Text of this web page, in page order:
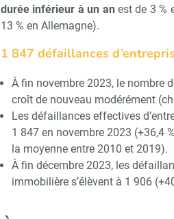
durée inférieur à un an est de 3 %
13 % en Allemagne).
1 847 défaillances
À fin novembre 2023, le nombre
croît de nouveau modérément
Les défaillances effectives
1 847 en novembre 2023 (+36,4
la moyenne entre 2010 et 2019).
À fin décembre 2023, les
immobilière s’élèvent à 1 906